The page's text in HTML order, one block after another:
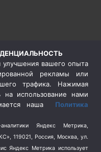
вашего опыта
рекламы или
трафика. Нажимая
на использование нами
наша Политика
Яндекс Метрика,
119021, Россия, Москва, ул.
Яндекс Метрика использует